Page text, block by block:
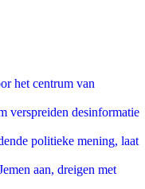
het centrum van
verspreiden desinformatie
politieke mening, laat
aan, dreigen met